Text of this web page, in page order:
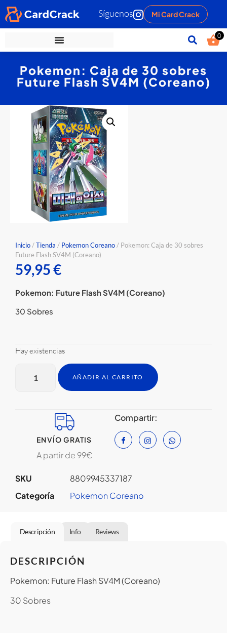
Síguenos Mi Card Crack
0
Pokemon: Caja de 30 sobres
Future Flash SV4M (Coreano)
Inicio/Tienda / Pokemon Coreano/ Pokemon: Caja de 30 sobres
Future Flash SV4M (Coreano)
59,95€
Pokemon: Future Flash SV4M (Coreano)
30 Sobres
Hay existencias
AÑADIR AL CARRITO
ENVÍO GRATIS
A partir de 99€
Compartir:
SKU
8809945337187
Categoría
Pokemon Coreano
Descripción Info Reviews
DESCRIPCIÓN
Pokemon: Future Flash SV4M (Coreano)
30 Sobres